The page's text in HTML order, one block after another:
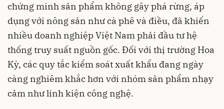
chứng minh sản phẩm không gây phá rừng, áp
dụng với nông sản như cà phê và điều, đã khiến
nhiều doanh nghiệp Việt Nam phải đầu tư hệ
thống truy suất nguồn gốc. Đối với thị trường Hoa
Kỳ, các quy tắc kiểm soát xuất khẩu đang ngày
càng nghiêm khắc hơn với nhóm sản phẩm nhạy
cảm như linh kiện công nghệ.